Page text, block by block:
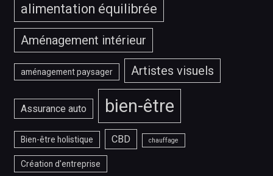
alimentation équilibrée
Aménagement intérieur
aménagement paysager Artistes visuels
Assurance auto bien-être
Bien-être holistique CBD chauffage
Création d'entreprise